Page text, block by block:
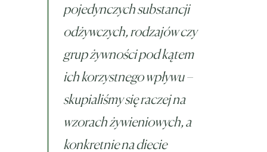
pojedynczych substancji
odżywczych, rodzajów czy
grup żywności pod kątem
ich korzystnego wpływu –
skupialiśmy się raczej na
wzorach żywieniowych, a
konkretnie na diecie